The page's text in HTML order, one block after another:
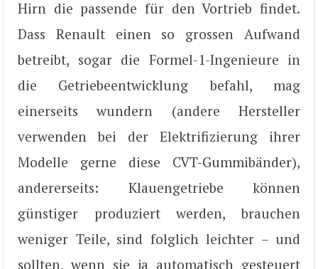
Hirn die passende für den Vortrieb findet.
Dass Renault einen so grossen Aufwand
betreibt, sogar die Formel-1-Ingenieure in
die Getriebeentwicklung befahl, mag
einerseits wundern (andere Hersteller
verwenden bei der Elektrifizierung ihrer
Modelle gerne diese CVT-Gummibänder),
andererseits: Klauengetriebe können
günstiger produziert werden, brauchen
weniger Teile, sind folglich leichter – und
sollten, wenn sie ja automatisch gesteuert